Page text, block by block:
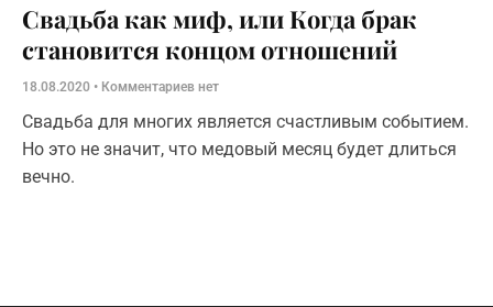
Свадьба как миф, или Когда брак
становится концом отношений
18.08.2020 Комментариев нет
Свадьба для многих является счастливым событием.
Но это не значит, что медовый месяц будет длиться
вечно.